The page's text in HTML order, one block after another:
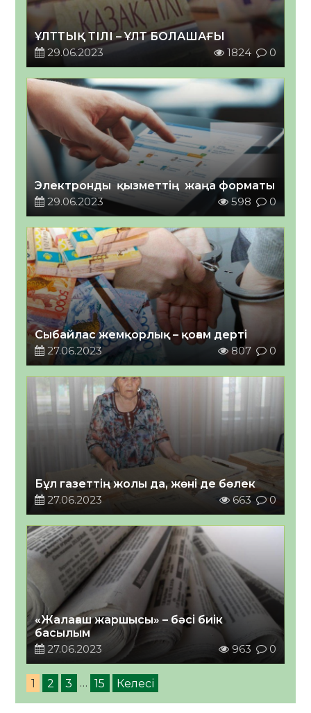
ҰЛТТЫҚ ТІЛІ – ҰЛТ БОЛАШАҒЫ
29.06.2023
1824 0
Электронды қызметтің жаңа форматы
29.06.2023
598 0
Сыбайлас жемқорлық – қоғам дерті
27.06.2023
807 0
Бұл газеттің жолы да, жөні де бөлек
27.06.2023
663 0
«Жалағаш жаршысы» – бәсі биік
басылым
27.06.2023
963 0
1 2 3 … 15 Келесі